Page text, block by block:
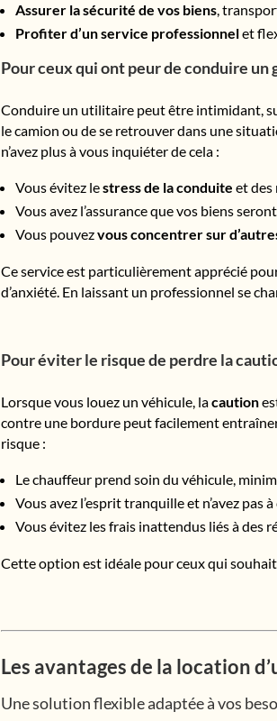
Assurer la sécurité de vos biens,
Profiter d’un service professionnelet
Pour ceux qui ont peur de conduire un
Conduire un utilitaire peut être intimidant,
le camion ou de se retrouver dans une
n’avez plus à vous inquiéter de cela :
Vous évitez lestress de la conduite et
Vous avez l’assurance que vos biens
Vous pouvezvous concentrer sur
Ce service est particulièrement apprécié
d’anxiété. En laissant un professionnel se
Pour éviter le risque de perdre la
Lorsque vous louez un véhicule, lacaution
contre une bordure peut facilement
risque :
Le chauffeur prend soin du véhicule,
Vous avez l’esprit tranquille et n’avez
Vous évitez les frais inattendus liés à des
Cette option est idéale pour ceux qui
Les avantages de la location
Une solution flexible adaptée à vos